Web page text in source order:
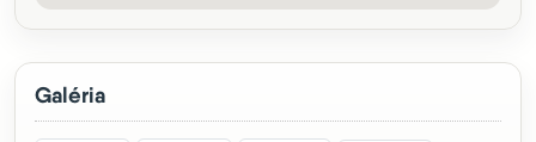
Galéria